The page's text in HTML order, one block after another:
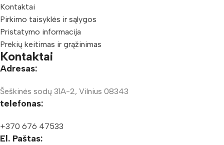
Kontaktai
Pirkimo taisyklės ir sąlygos
Pristatymo informacija
Prekių keitimas ir grąžinimas
Kontaktai
Adresas:
Šeškinės sodų 31A-2, Vilnius 08343
telefonas:
+370 676 47533
El. Paštas: